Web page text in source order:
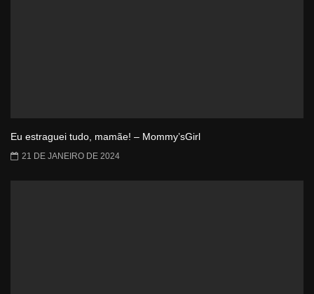
Eu estraguei tudo, mamãe! – Mommy’sGirl
21 DE JANEIRO DE 2024